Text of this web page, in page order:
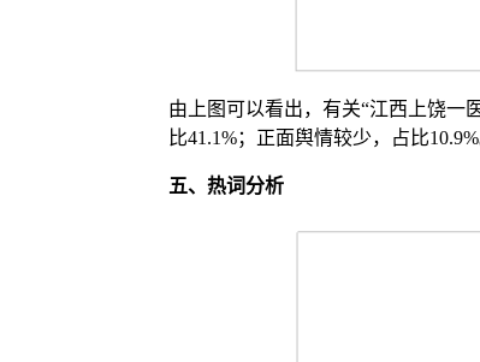
由上图可以看出，有关“江西上饶一
比41.1%；正面舆情较少，占比10.9%
五、 热词分析